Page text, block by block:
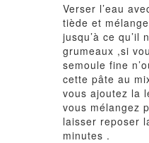
Verser l’eau
tiède et
jusqu’à ce qu’il
grumeaux ,si
semoule fine
cette pâte au
vous ajoutez la
vous mélangez
laisser reposer
minutes .